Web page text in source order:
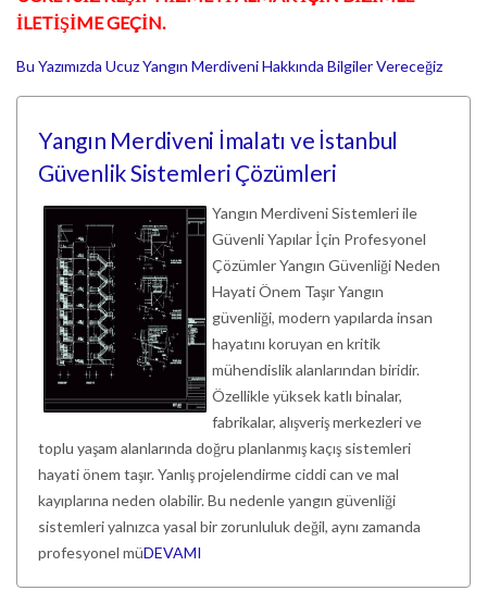
İLETİŞİME GEÇİN.
Bu Yazımızda Ucuz Yangın Merdiveni Hakkında Bilgiler Vereceğiz
Yangın Merdiveni İmalatı ve İstanbul
Güvenlik Sistemleri Çözümleri
Yangın Merdiveni Sistemleri ile
Güvenli Yapılar İçin Profesyonel
Çözümler Yangın Güvenliği Neden
Hayati Önem Taşır Yangın
güvenliği, modern yapılarda insan
hayatını koruyan en kritik
mühendislik alanlarından biridir.
Özellikle yüksek katlı binalar,
fabrikalar, alışveriş merkezleri ve
toplu yaşam alanlarında doğru planlanmış kaçış sistemleri
hayati önem taşır. Yanlış projelendirme ciddi can ve mal
kayıplarına neden olabilir. Bu nedenle yangın güvenliği
sistemleri yalnızca yasal bir zorunluluk değil, aynı zamanda
profesyonel müDEVAMI